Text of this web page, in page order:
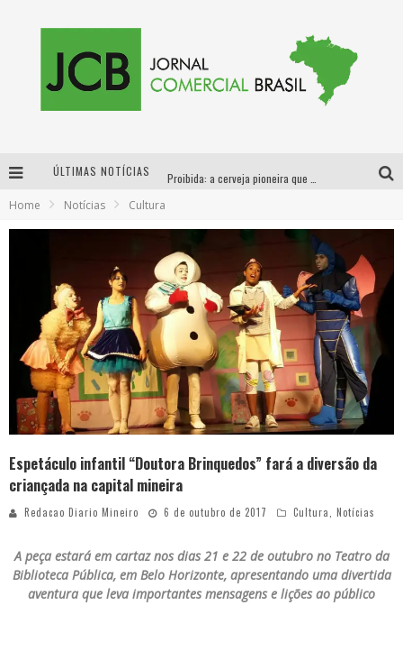
ÚLTIMAS NOTÍCIAS
Sucesso absoluto: Exposete 2026 ultrapassa a marca de 25 mil ingressos vendidos em apenas uma semana
Home Notícias Cultura
Espetáculo infantil “Doutora Brinquedos” fará a diversão da
criançada na capital mineira
Redacao Diario Mineiro 6 de outubro de 2017 Cultura, Notícias
A peça estará em cartaz nos dias 21 e 22 de outubro no Teatro da
Biblioteca Pública, em Belo Horizonte, apresentando uma divertida
aventura que leva importantes mensagens e lições ao público